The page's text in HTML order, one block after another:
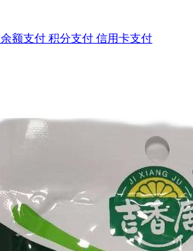
余额支付 积分支付 信用卡支付